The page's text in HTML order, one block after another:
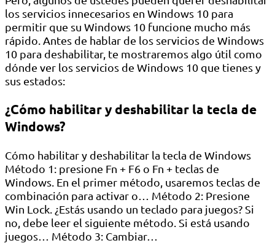
los servicios innecesarios en Windows 10 para
permitir que su Windows 10 funcione mucho más
rápido. Antes de hablar de los servicios de Windows
10 para deshabilitar, te mostraremos algo útil como
dónde ver los servicios de Windows 10 que tienes y
sus estados:
¿Cómo habilitar y deshabilitar la tecla de
Windows?
Cómo habilitar y deshabilitar la tecla de Windows
Método 1: presione Fn + F6 o Fn + teclas de
Windows. En el primer método, usaremos teclas de
combinación para activar o… Método 2: Presione
Win Lock. ¿Estás usando un teclado para juegos? Si
no, debe leer el siguiente método. Si está usando
juegos… Método 3: Cambiar…